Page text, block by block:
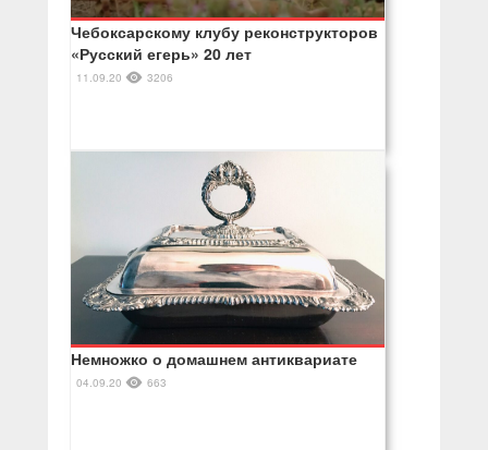
Чебоксарскому клубу реконструкторов
«Русский егерь» 20 лет
11.09.20 3206
Немножко о домашнем антиквариате
04.09.20 663